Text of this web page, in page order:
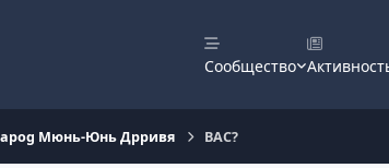
Сообщество
Мюнь-Юнь Дрривя ВАС?